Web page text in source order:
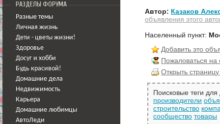
РАЗДЕЛЫ ФОРУМА
Разные темы
Личная жизнь
Дети - цветы жизни!
Здоровье
Досуг и хобби
Будь красивой!
Домашние дела
Недвижимость
Карьера
Домашние любимцы
АвтоЛеди
Автор: Казаков
объявления этого
Населенный пункт:
Добавить это
Пожаловаться
Открыть
Поисковые теги
производители
строительство
сообщество товары